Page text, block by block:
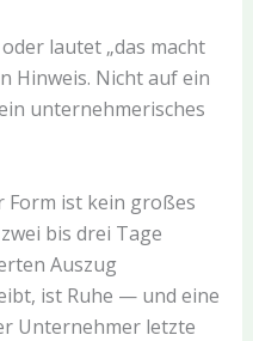
lautet „das macht
Hinweis. Nicht auf ein
unternehmerisches
Form ist kein großes
bis drei Tage
Auszug
ist Ruhe — und eine
Unternehmer letzte